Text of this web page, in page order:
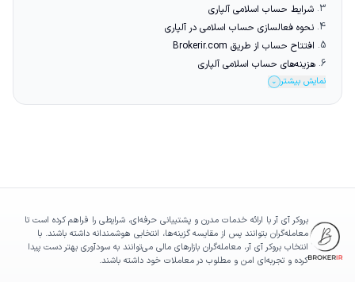
3. شرایط حساب اسلامی آلپاری
4. نحوه فعالسازی حساب اسلامی در آلپاری
5. افتتاح حساب از طریق Brokerir.com
6. هزینه‌های حساب اسلامی آلپاری
نمایش بیشتر ⌄
بروکر آی آر با ارائه خدمات مدرن و پشتیبانی حرفه‌ای، شرایطی را فراهم کرده است تا
معامله‌گران بتوانند پس از مقایسه گزینه‌ها، انتخابی هوشمندانه داشته باشند. با
انتخاب بروکر آی آر، معامله‌گران بازارهای مالی می‌توانند به سودآوری بهتر دست پیدا
کرده و تجربه‌ای امن و مطلوب در معاملات خود داشته باشند.